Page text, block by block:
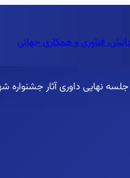
فناوری و همکاری جهانی
جلسه نهایی داوری آثار